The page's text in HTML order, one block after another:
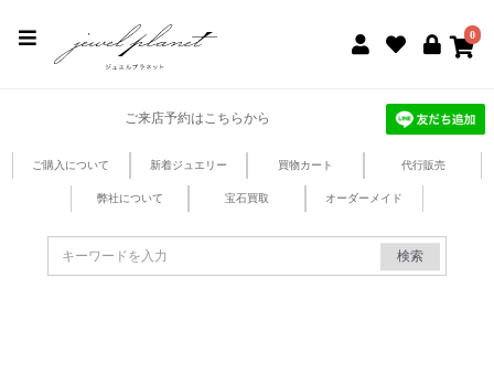
0
ご来店予約はこちらから
ご購入について 新着ジュエリー 買物カート 代行販売
弊社について 宝石買取 オーダーメイド
検索